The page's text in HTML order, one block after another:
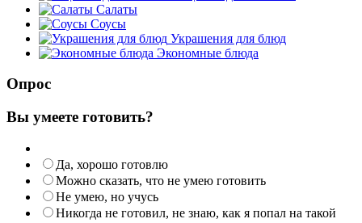
Салаты
Соусы
Украшения для блюд
Экономные блюда
Опрос
Вы умеете готовить?
Да, хорошо готовлю
Можно сказать, что не умею готовить
Не умею, но учусь
Никогда не готовил, не знаю, как я попал на такой